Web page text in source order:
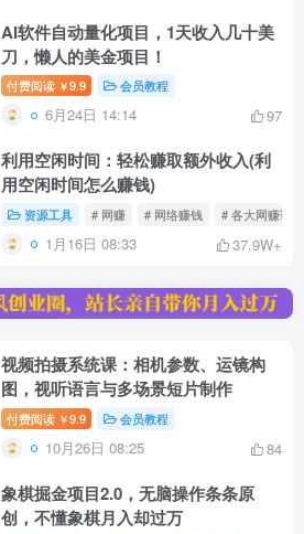
AI软件自动量化项目，1天收入几十美
刀，懒人的美金项目！
付费阅读 ￥9.9 会员教程
6月24日 14:14 97
利用空闲时间：轻松赚取额外收入(利
用空闲时间怎么赚钱)
资源工具 # 网赚 # 网络赚钱 # 各大网赚论
1月16日 08:33 37.9W+
视频拍摄系统课：相机参数、运镜构
图，视听语言与多场景短片制作
付费阅读 ￥9.9 会员教程
10月26日 08:25 84
象棋掘金项目2.0，无脑操作条条原
创，不懂象棋月入却过万